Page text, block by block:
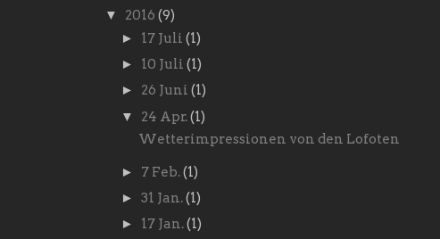
▼ 2016 (9)
► 17 Juli (1)
► 10 Juli (1)
► 26 Juni (1)
▼ 24 Apr.(1)
Wetterimpressionen von den Lofoten
► 7 Feb.(1)
► 31 Jan.(1)
► 17 Jan.(1)